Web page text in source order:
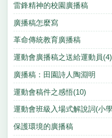
雷鋒精神的校園廣播稿
廣播稿怎麼寫
革命傳統教育廣播稿
運動會廣播稿之送給運動員(4)
廣播稿：田園詩人陶淵明
運動會稿件之感悟(10)
運動會班級入場式解說詞(小
保護環境的廣播稿